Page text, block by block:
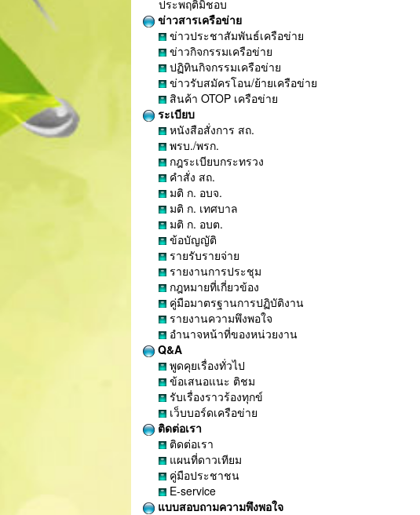
ประพฤติมิชอบ
ข่าวสารเครือข่าย
ข่าวประชาสัมพันธ์เครือข่าย
ข่าวกิจกรรมเครือข่าย
ปฏิทินกิจกรรมเครือข่าย
ข่าวรับสมัครโอน/ย้ายเครือข่าย
สินค้า OTOP เครือข่าย
ระเบียบ
หนังสือสั่งการ สถ.
พรบ./พรก.
กฎระเบียบกระทรวง
คำสั่ง สถ.
มติ ก. อบจ.
มติ ก. เทศบาล
มติ ก. อบต.
ข้อบัญญัติ
รายรับรายจ่าย
รายงานการประชุม
กฎหมายที่เกี่ยวข้อง
คู่มือมาตรฐานการปฏิบัติงาน
รายงานความพึงพอใจ
อำนาจหน้าที่ของหน่วยงาน
Q&A
พูดคุยเรื่องทั่วไป
ข้อเสนอแนะ ติชม
รับเรื่องราวร้องทุกข์
เว็บบอร์ดเครือข่าย
ติดต่อเรา
ติดต่อเรา
แผนที่ดาวเทียม
คู่มือประชาชน
E-service
แบบสอบถามความพึงพอใจ